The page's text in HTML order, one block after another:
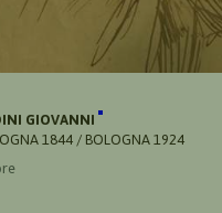
GIOVANNI
1844 / BOLOGNA 1924